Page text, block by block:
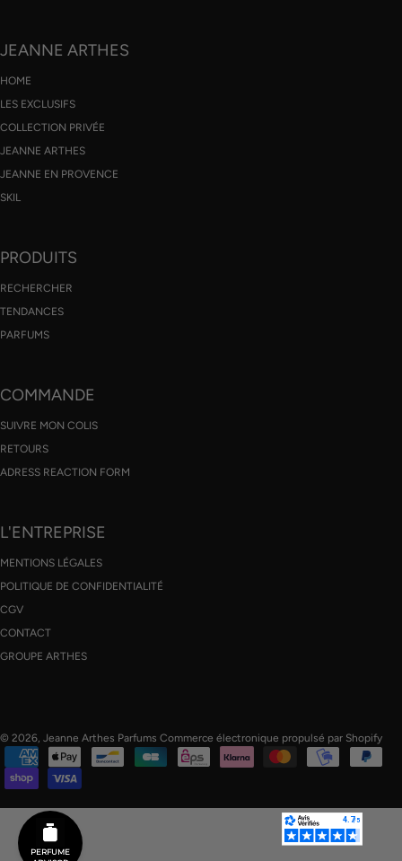
PERFUME
JEANNE ARTHES
HOME
LES EXCLUSIFS
COLLECTION PRIVÉE
JEANNE ARTHES
JEANNE EN PROVENCE
SKIL
PRODUITS
RECHERCHER
TENDANCES
PARFUMS
COMMANDE
SUIVRE MON COLIS
RETOURS
ADRESS REACTION FORM
L'ENTREPRISE
MENTIONS LÉGALES
POLITIQUE DE CONFIDENTIALITÉ
CGV
CONTACT
GROUPE ARTHES
© 2026, Jeanne Arthes Parfums Commerce électronique propulsé par Shopify